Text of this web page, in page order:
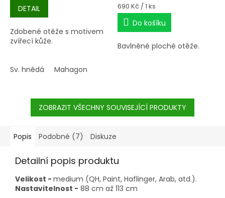
DETAIL
Zdobené otěže s motivem
zvířecí kůže.
Sv. hnědá Mahagon
Měrná
cena:
690 Kč / 1 ks
Do košíku
Bavlněné ploché otěže.
ZOBRAZIT VŠECHNY SOUVISEJÍCÍ PRODUKTY
Popis Podobné (7) Diskuze
Detailní popis produktu
Velikost - medium (QH, Paint, Haflinger, Arab, atd.).
Nastavitelnost - 88 cm až 113 cm